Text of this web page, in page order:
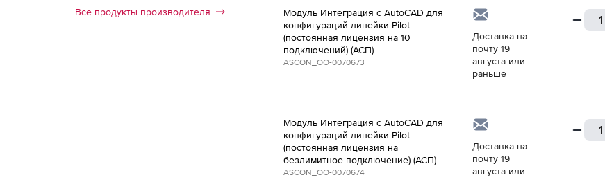
Все продукты производителя
Модуль Интеграция с AutoCAD для
конфигураций линейки Pilot
(постоянная лицензия на 10
подключений) (АСП)
ASCON_ОО-0070673
Доставка на
почту 19
августа или
раньше
Модуль Интеграция с AutoCAD для
конфигураций линейки Pilot
(постоянная лицензия на
безлимитное подключение) (АСП)
ASCON_ОО-0070674
Доставка на
почту 19
августа или